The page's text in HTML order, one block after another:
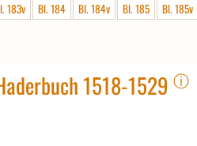
183v Bl. 184 Bl. 184v Bl. 185
Bl. 185v
1518-1529 ⓘ